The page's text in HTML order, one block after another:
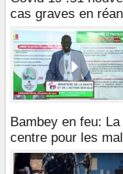
cas graves en
Bambey en feu:
centre pour les